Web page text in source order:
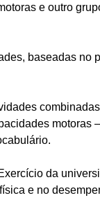
e outro
baseadas no
motoras
da
e no